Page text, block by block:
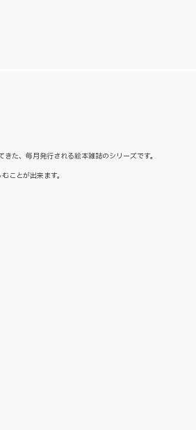
た、毎月発行される絵本雑誌のシリーズです。
ことが出来ます。